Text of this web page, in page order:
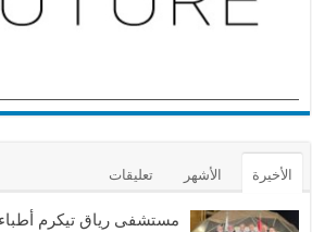
الأخيرة الأشهر تعليقات
مستشفى رياق تيكرم